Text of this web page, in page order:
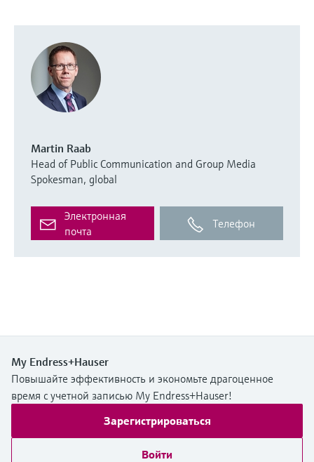
Martin Raab
Head of Public Communication and Group Media
Spokesman, global
Электронная
почта
Телефон
My Endress+Hauser
Повышайте эффективность и экономьте драгоценное
время с учетной записью My Endress+Hauser!
Зарегистрироваться
Войти